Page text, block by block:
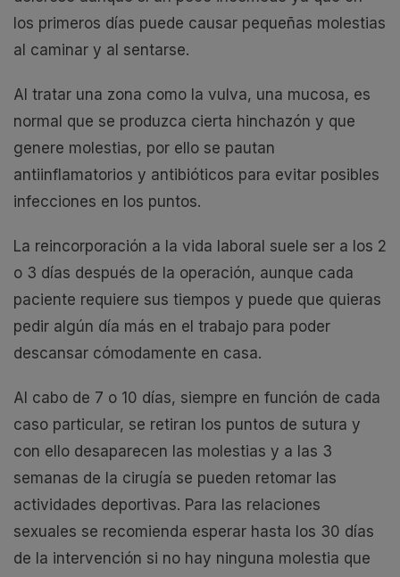
los primeros días puede causar pequeñas molestias
al caminar y al sentarse.
Al tratar una zona como la vulva, una mucosa, es
normal que se produzca cierta hinchazón y que
genere molestias, por ello se pautan
antiinflamatorios y antibióticos para evitar posibles
infecciones en los puntos.
La reincorporación a la vida laboral suele ser a los 2
o 3 días después de la operación, aunque cada
paciente requiere sus tiempos y puede que quieras
pedir algún día más en el trabajo para poder
descansar cómodamente en casa.
Al cabo de 7 o 10 días, siempre en función de cada
caso particular, se retiran los puntos de sutura y
con ello desaparecen las molestias y a las 3
semanas de la cirugía se pueden retomar las
actividades deportivas. Para las relaciones
sexuales se recomienda esperar hasta los 30 días
de la intervención si no hay ninguna molestia que